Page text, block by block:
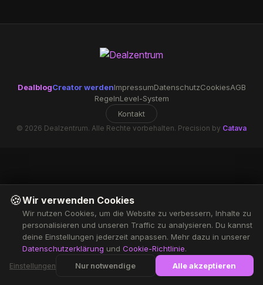
DealblogCreator werdenImpressumDatenschutzCookiesAGB
RegelnLevel-System
Kontakt
© 2026 Dealzentrum. Alle Rechte vorbehalten. Precision by Catava
🍪Wir verwenden Cookies
Wir nutzen Cookies, um die Website zu verbessern, Inhalte zu
personalisieren und unseren Traffic zu analysieren. Du kannst
deine Einstellungen jederzeit anpassen. Mehr dazu in unserer
Datenschutzerklärung und Cookie-Richtlinie.
Einstellungen Nur notwendige Alle akzeptieren